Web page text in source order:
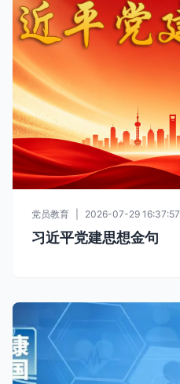
党员教育 2026-07-29 16:37:57
习近平党建思想金句